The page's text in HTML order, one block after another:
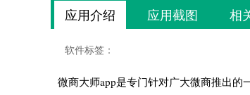
应用介绍 应用截图 相
软件标签：
微商大师app是专门针对广大微商推出